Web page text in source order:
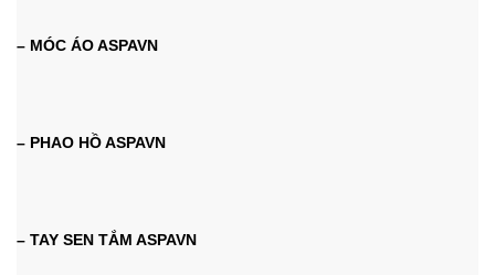
– MÓC ÁO ASPAVN
– PHAO HỒ ASPAVN
– TAY SEN TẮM ASPAVN